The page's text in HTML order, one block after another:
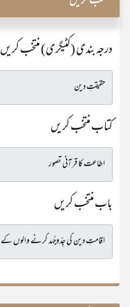
درجہ بندی (کٹیگری) منتخب کریں
کتاب منتخب کریں
باب منتخب کریں